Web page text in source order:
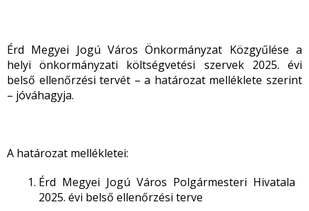
Érd Megyei Jogú Város Önkormányzat Közgyűlése a
helyi önkormányzati költségvetési szervek 2025. évi
belső ellenőrzési tervét – a határozat melléklete szerint
– jóváhagyja.
A határozat mellékletei:
Érd Megyei Jogú Város Polgármesteri Hivatala
2025. évi belső ellenőrzési terve